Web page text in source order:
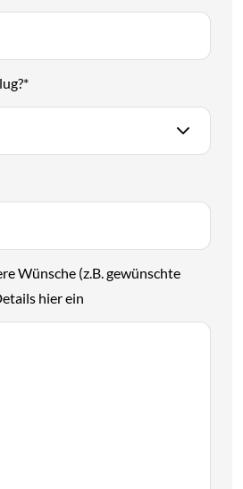
*
Wünsche (z.B. gewünschte
hier ein